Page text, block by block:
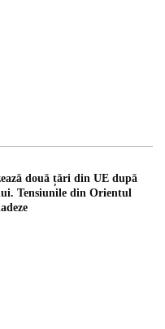
două țări din UE după
Tensiunile din Orientul